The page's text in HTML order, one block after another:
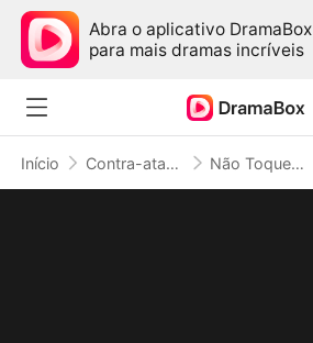
Abra o aplicativo DramaBox
para mais dramas incríveis
Início Contra-ataque Não Toque na Filha do Rei do Submundo